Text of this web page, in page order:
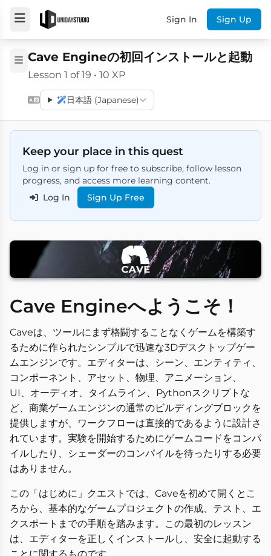
Sign In Sign Up
Cave Engineの初回インストールと起動
Lesson 1 of 19 • 10 XP
日本語 (Japanese)
Keep your place in this quest
Log in or sign up for free to subscribe, follow lesson
progress, and access more learning content.
Log In
Sign Up Free
Cave Engineへようこそ！
Caveは、ツールにまず格闘することなくゲームを構築す
るために作られたシンプルで迅速な3Dデスクトップゲー
ムエンジンです。エディターは、シーン、エンティティ、
コンポーネント、アセット、物理、アニメーション、
UI、オーディオ、タイムライン、Pythonスクリプトな
ど、商業ゲームエンジンの通常のビルディングブロックを
提供しますが、ワークフローは直接的であるように設計さ
れています。実験を開始するためにゲームコードをコンパ
イルしたり、シェーダーのコンパイルを待ったりする必要
はありません。
この「はじめに」クエストでは、Caveを初めて開くとこ
ろから、基本的なゲームプロジェクトの作成、テスト、エ
クスポートまでの手順を踏みます。この最初のレッスン
は、エディターを正しくインストールし、安全に起動する